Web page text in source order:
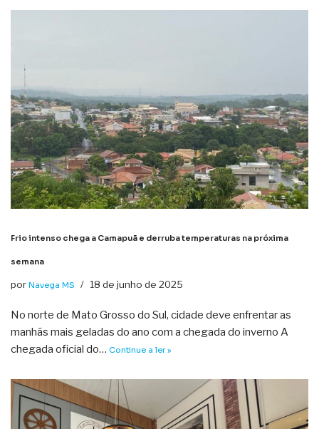
Frio intenso chega a Camapuã e derruba temperaturas na próxima
semana
por Navega MS 18 de junho de 2025
No norte de Mato Grosso do Sul, cidade deve enfrentar as
manhãs mais geladas do ano com a chegada do inverno A
chegada oficial do… Continue a ler »